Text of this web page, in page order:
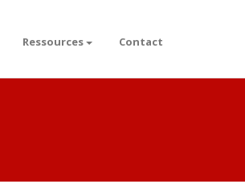
Ressources Contact